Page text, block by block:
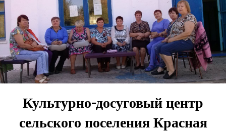
Перейти
к
содержимому
Культурно-досуговый центр
сельского поселения Красная